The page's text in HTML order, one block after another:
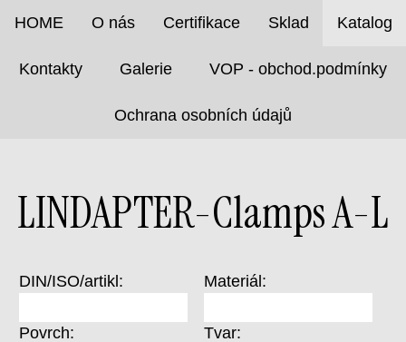
LINDAPTER-Clamps A-L
DIN/ISO/artikl: Materiál:
Povrch: Tvar:
HOME O nás Certifikace Sklad Katalog
Kontakty Galerie VOP - obchod.podmínky
Ochrana osobních údajů